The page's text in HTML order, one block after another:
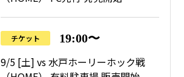
チケット 19:00〜
9/5 [土] vs 水戸ホーリーホック戦